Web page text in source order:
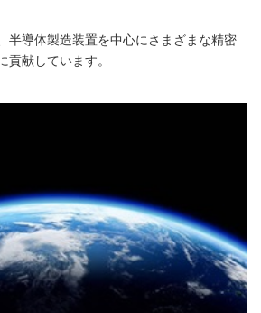
半導体製造装置を中心にさまざまな精密
貢献しています。